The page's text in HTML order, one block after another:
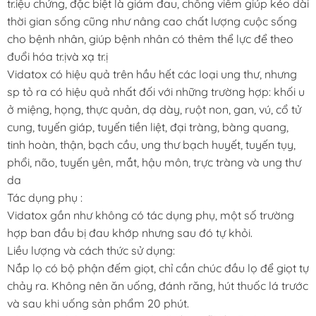
tr.iệu chứng, đặc biệt là giảm đau, chống viêm giúp kéo dài
thời gian sống cũng như nâng cao chất lượng cuộc sống
cho bệnh nhân, giúp bệnh nhân có thêm thể lực để theo
đuổi hóa tr.ịvà xạ tr.ị
Vidatox có hiệu quả trên hầu hết các loại ung thư, nhưng
sp tỏ ra có hiệu quả nhất đối với những trường hợp: khối u
ở miệng, họng, thực quản, dạ dày, ruột non, gan, vú, cổ tử
cung, tuyến giáp, tuyến tiền liệt, đại tràng, bàng quang,
tinh hoàn, thận, bạch cầu, ung thư bạch huyết, tuyến tụy,
phổi, não, tuyến yên, mắt, hậu môn, trực tràng và ung thư
da
Tác dụng phụ :
Vidatox gần như không có tác dụng phụ, một số trường
hợp ban đầu bị đau khớp nhưng sau đó tự khỏi.
Liều lượng và cách thức sử dụng:
Nắp lọ có bộ phận đếm giọt, chỉ cần chúc đầu lọ để giọt tự
chảy ra. Không nên ăn uống, đánh răng, hút thuốc lá trước
và sau khi uống sản phẩm 20 phút.